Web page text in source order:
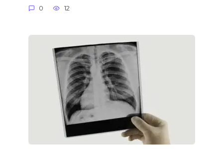
0 12